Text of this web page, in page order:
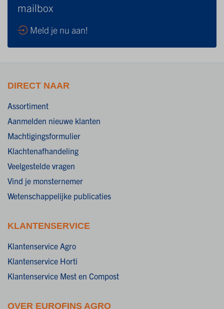
mailbox
Meld je nu aan!
DIRECT NAAR
Assortiment
Aanmelden nieuwe klanten
Machtigingsformulier
Klachtenafhandeling
Veelgestelde vragen
Vind je monsternemer
Wetenschappelijke publicaties
KLANTENSERVICE
Klantenservice Agro
Klantenservice Horti
Klantenservice Mest en Compost
OVER EUROFINS AGRO